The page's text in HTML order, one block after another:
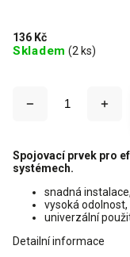
136 Kč
Skladem (2 ks)
Spojovací prvek pro
systémech.
snadná instalace,
vysoká odolnost,
univerzální
Detailní informace